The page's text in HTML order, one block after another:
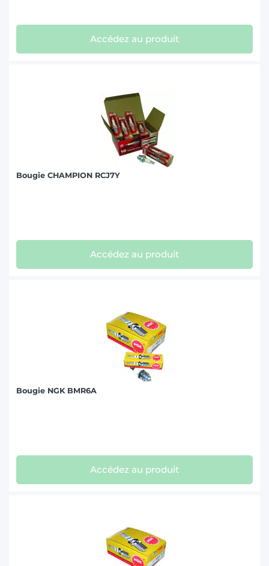
Accédez au produit
Bougie CHAMPION RCJ7Y
Accédez au produit
Bougie NGK BMR6A
Accédez au produit